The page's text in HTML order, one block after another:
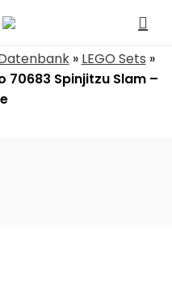
» LEGO Sets »
70683 Spinjitzu Slam –